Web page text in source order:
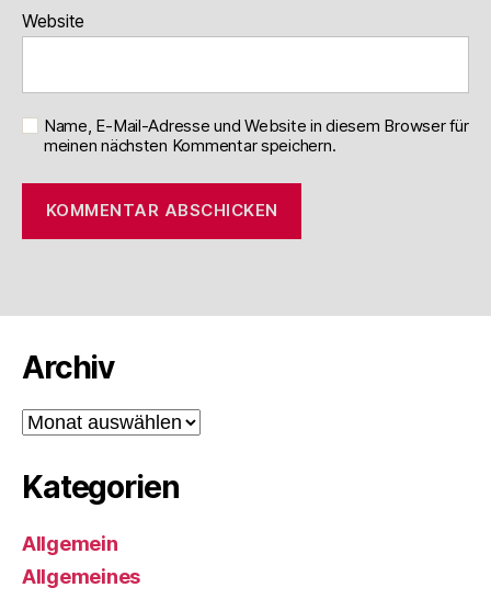
Website
Name, E-Mail-Adresse und Website in diesem Browser für
meinen nächsten Kommentar speichern.
Archiv
Archiv
Kategorien
Allgemein
Allgemeines